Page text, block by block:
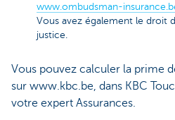
www.ombudsman-
Vous avez également le droit
justice.
Vous pouvez calculer la prime
sur www.kbc.be, dans KBC
votre expert Assurances.